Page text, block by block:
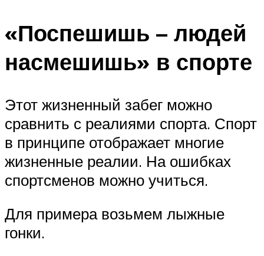
«Поспешишь – людей
насмешишь» в спорте
Этот жизненный забег можно
сравнить с реалиями спорта. Спорт
в принципе отображает многие
жизненные реалии. На ошибках
спортсменов можно учиться.
Для примера возьмем лыжные
гонки.